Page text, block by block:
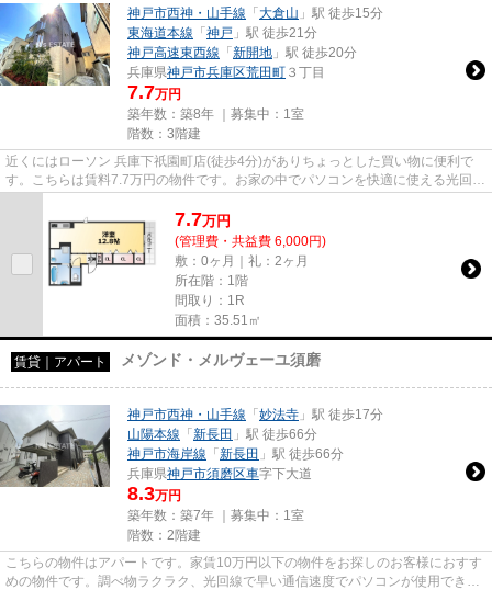
神戸市西神・山手線 「 大倉山 」駅 徒歩15分
東海道本線 「 神戸 」駅 徒歩21分
神戸高速東西線 「 新開地 」駅 徒歩20分
兵庫県神戸市兵庫区荒田町 ３丁目
7.7万円
築年数：築8年 ｜募集中： 1室
階数：3階建
近くにはローソン 兵庫下祇園町店(徒歩4分)がありちょっとした買い物に便利で
す。こちらは賃料7.7万円の物件です。お家の中でパソコンを快適に使える光回線
7.7万円
(管理費・共益費 6,000円)
敷：0ヶ月｜礼：2ヶ月
所在階：1階
間取り：1R
面積：35.51㎡
賃貸｜アパート メゾンド・メルヴェーユ須磨
神戸市西神・山手線 「 妙法寺 」駅 徒歩17分
山陽本線 「 新長田 」駅 徒歩66分
神戸市海岸線 「 新長田 」駅 徒歩66分
兵庫県神戸市須磨区車字下大道
8.3万円
築年数：築7年 ｜募集中： 1室
階数：2階建
こちらの物件はアパートです。家賃10万円以下の物件をお探しのお客様におすす
めの物件です。調べ物ラクラク、光回線で早い通信速度でパソコンが使用できま